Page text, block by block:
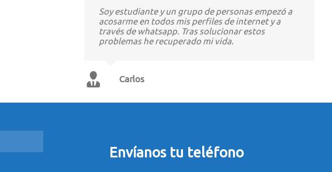
Soy estudiante y un grupo de personas empezó a
acosarme en todos mis perfiles de internet y a
través de whatsapp. Tras solucionar estos
problemas he recuperado mi vida.
Carlos
Envíanos tu teléfono